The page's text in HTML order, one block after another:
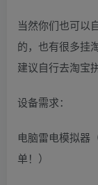
当然你们也可以
的，也有很多挂
建议自行去淘宝
设备需求：
电脑雷电模拟器
单！）